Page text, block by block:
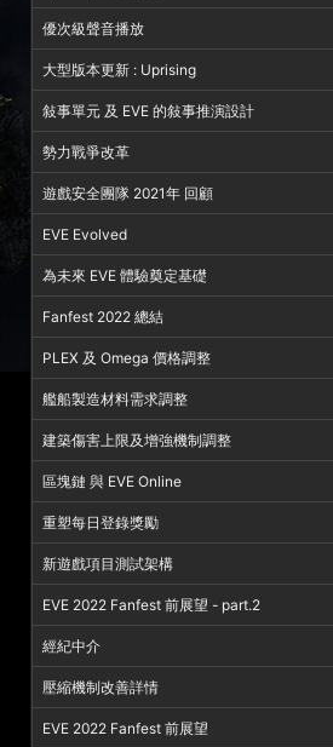
優次級聲音播放
大型版本更新 : Uprising
敍事單元 及 EVE 的敍事推演設計
勢力戰爭改革
遊戲安全團隊 2021年 回顧
EVE Evolved
為未來 EVE 體驗奠定基礎
Fanfest 2022 總結
PLEX 及 Omega 價格調整
艦船製造材料需求調整
建築傷害上限及增強機制調整
區塊鏈 與 EVE Online
重塑每日登錄獎勵
新遊戲項目測試架構
EVE 2022 Fanfest 前展望 - part.2
經紀中介
壓縮機制改善詳情
EVE 2022 Fanfest 前展望